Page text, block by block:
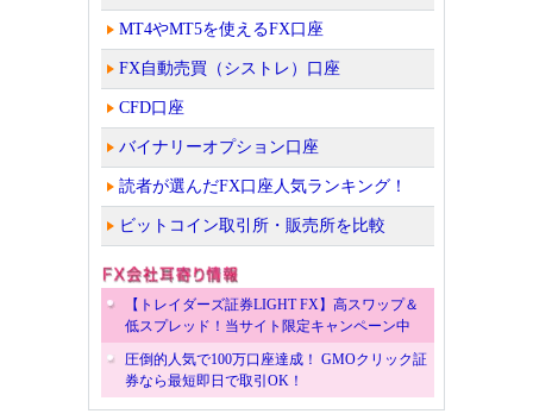
MT4やMT5を使えるFX口座
FX自動売買（シストレ）口座
CFD口座
バイナリーオプション口座
読者が選んだFX口座人気ランキング！
ビットコイン取引所・販売所を比較
【トレイダーズ証券LIGHT FX】高スワップ＆
低スプレッド！当サイト限定キャンペーン中
圧倒的人気で100万口座達成！ GMOクリック証
券なら最短即日で取引OK！